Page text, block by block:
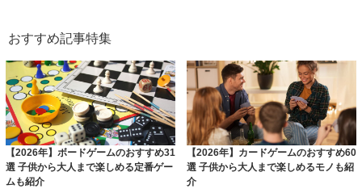
おすすめ記事特集
【2026年】ボードゲームのおすすめ31
選 子供から大人まで楽しめる定番ゲー
ムも紹介
【2026年】カードゲームのおすすめ60
選 子供から大人まで楽しめるモノも紹
介